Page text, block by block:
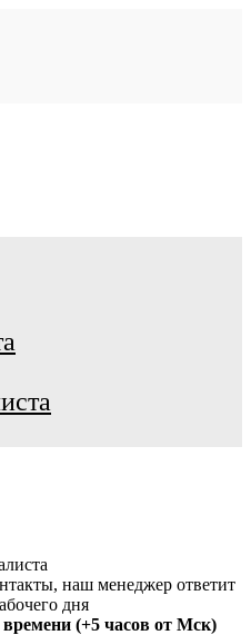
наш менеджер ответит
дня
(+5 часов от Мск)